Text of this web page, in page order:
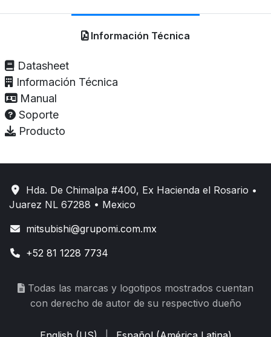
Información Técnica
Datasheet
Información Técnica
Manual
Soporte
Producto
Hda. De Chimalpa #400, Ex Hacienda el Rosario •
Juarez NL 67288 • Mexico
mitsubishi@grupomi.com.mx
+52 81 1228 7734
Todas las marcas y logotipos mostrados cuentan
con derecho de autor de su respectivo dueño